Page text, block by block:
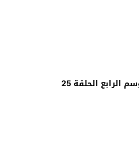
الحلقة 25